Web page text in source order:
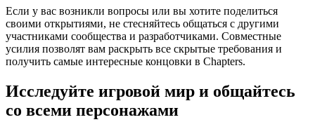
Если у вас возникли вопросы или вы хотите поделиться
своими открытиями, не стесняйтесь общаться с другими
участниками сообщества и разработчиками. Совместные
усилия позволят вам раскрыть все скрытые требования и
получить самые интересные концовки в Chapters.
Исследуйте игровой мир и общайтесь
со всеми персонажами